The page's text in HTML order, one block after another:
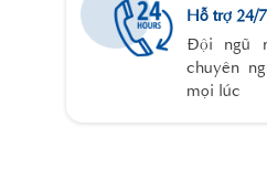
Hỗ trợ 24/7
Đội ngũ
chuyên
mọi lúc